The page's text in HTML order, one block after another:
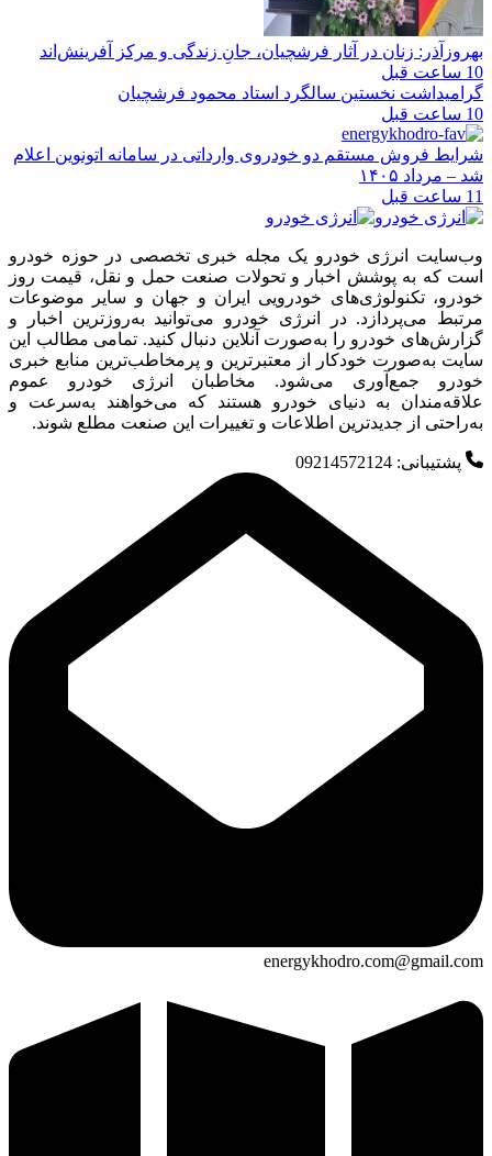
بهروزآذر: زنان در آثار فرشچیان، جانِ زندگی و مرکز آفرینش‌اند
10 ساعت قبل
گرامیداشت نخستین سالگرد استاد محمود فرشچیان
10 ساعت قبل
شرایط فروش مستقم دو خودروی وارداتی در سامانه اتونوین اعلام
شد – مرداد ۱۴۰۵
11 ساعت قبل
وب‌سایت انرژی خودرو یک مجله خبری تخصصی در حوزه خودرو
است که به پوشش اخبار و تحولات صنعت حمل و نقل، قیمت روز
خودرو، تکنولوژی‌های خودرویی ایران و جهان و سایر موضوعات
مرتبط می‌پردازد. در انرژی خودرو می‌توانید به‌روزترین اخبار و
گزارش‌های خودرو را به‌صورت آنلاین دنبال کنید. تمامی مطالب این
سایت به‌صورت خودکار از معتبرترین و پرمخاطب‌ترین منابع خبری
خودرو جمع‌آوری می‌شود. مخاطبان انرژی خودرو عموم
علاقه‌مندان به دنیای خودرو هستند که می‌خواهند به‌سرعت و
به‌راحتی از جدیدترین اطلاعات و تغییرات این صنعت مطلع شوند.
پشتیبانی: 09214572124
energykhodro.com@gmail.com